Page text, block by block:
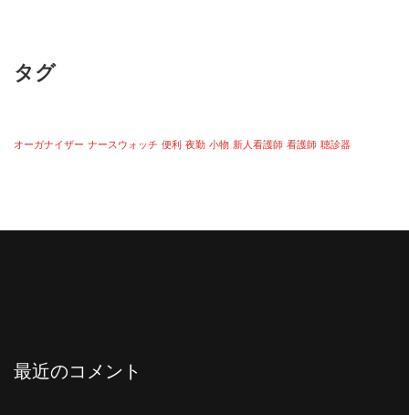
タグ
オーガナイザー ナースウォッチ 便利 夜勤 小物 新人看護師 看護師 聴診器
最近のコメント